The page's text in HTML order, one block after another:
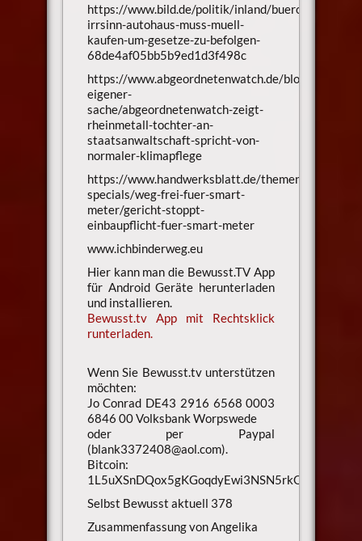
https://www.bild.de/politik/inland/buerokratie-
irrsinn-autohaus-muss-muell-
kaufen-um-gesetze-zu-befolgen-
68de4af05bb5b9ed1d3f498c
https://www.abgeordnetenwatch.de/blog/in-
eigener-
sache/abgeordnetenwatch-zeigt-
rheinmetall-tochter-an-
staatsanwaltschaft-spricht-von-
normaler-klimapflege
https://www.handwerksblatt.de/themen-
specials/weg-frei-fuer-smart-
meter/gericht-stoppt-
einbaupflicht-fuer-smart-meter
www.ichbinderweg.eu
Hier kann man die Bewusst.TV App
für Android Geräte herunterladen
und installieren.
Bewusst.tv App mit Rechtsklick
runterladen.
Wenn Sie Bewusst.tv unterstützen
möchten:
Jo Conrad DE43 2916 6568 0003
6846 00 Volksbank Worpswede
oder per Paypal
(blank3372408@aol.com).
Bitcoin:
1L5uXSnDQox5gKGoqdyEwi3NSN5rkQ99Ae
Selbst Bewusst aktuell 378
Zusammenfassung von Angelika